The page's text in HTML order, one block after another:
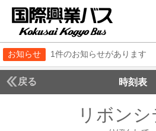
お知らせ 1件のお知らせがあります
戻る 時刻表
リボンシ